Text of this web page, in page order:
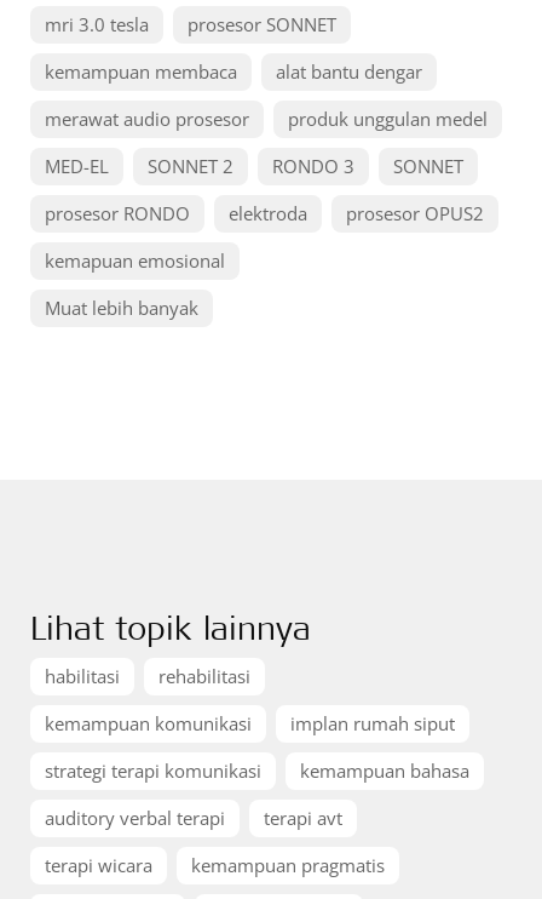
mri 3.0 tesla
prosesor SONNET
kemampuan membaca
alat bantu dengar
merawat audio prosesor
produk unggulan medel
MED-EL
SONNET 2 RONDO 3
SONNET
prosesor RONDO
elektroda
prosesor OPUS2
kemapuan emosional
Muat lebih banyak
Lihat topik lainnya
habilitasi
rehabilitasi
kemampuan komunikasi
implan rumah siput
strategi terapi komunikasi
kemampuan bahasa
auditory verbal terapi
terapi avt
terapi wicara
kemampuan pragmatis